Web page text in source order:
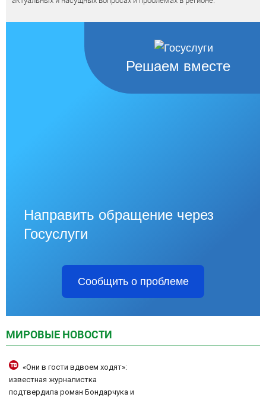
Решаем вместе
Направить обращение через
Госуслуги
Сообщить о проблеме
МИРОВЫЕ НОВОСТИ
«Они в гости вдвоем ходят»:
известная журналистка
подтвердила роман Бондарчука и